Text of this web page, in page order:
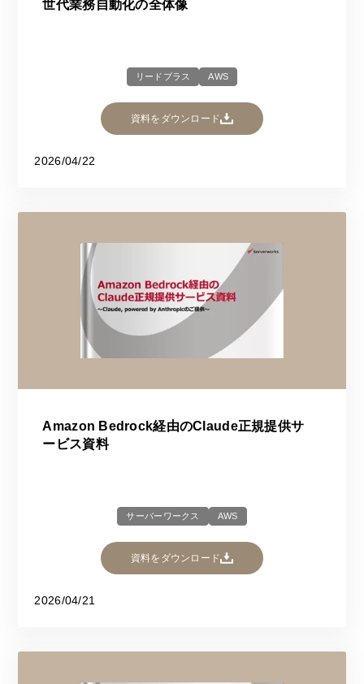
世代業務自動化の全体像
リードプラス AWS
資料をダウンロード
2026/04/22
Amazon Bedrock経由のClaude正規提供サ
ービス資料
サーバーワークス AWS
資料をダウンロード
2026/04/21